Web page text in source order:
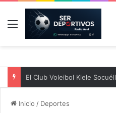
Menú
Inicio / Deportes